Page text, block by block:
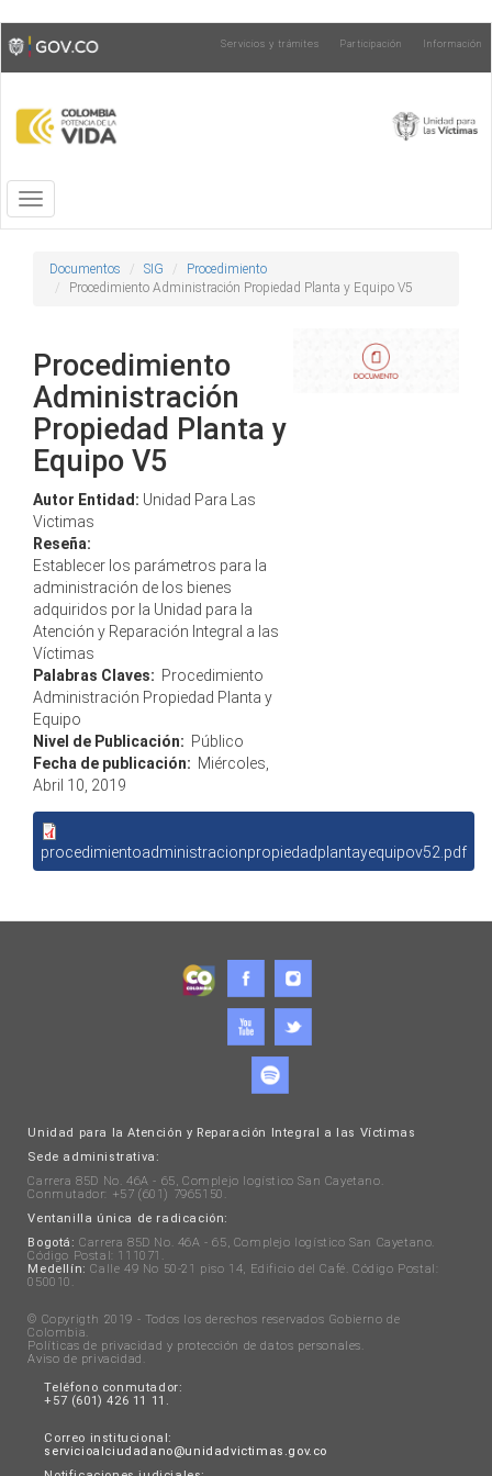
Pasar
al
contenido
Toggle
high
contrast
Servicios y trámites Participación Información
Toggle
navigation
Documentos SIG
Procedimiento
Procedimiento Administración Propiedad Planta y Equipo V5
Procedimiento
Administración
Propiedad Planta y
Equipo V5
Autor Entidad: Unidad Para Las
Victimas
Reseña:
Establecer los parámetros para la
administración de los bienes
adquiridos por la Unidad para la
Atención y Reparación Integral a las
Víctimas
Palabras Claves: Procedimiento
Administración Propiedad Planta y
Equipo
Nivel de Publicación: Público
Fecha de publicación: Miércoles,
Abril 10, 2019
procedimientoadministracionpropiedadplantayequipov52.pdf
Unidad para la Atención y Reparación Integral a las Víctimas
Sede administrativa:
Carrera 85D No. 46A - 65, Complejo logístico San Cayetano.
Conmutador: +57 (601) 7965150.
Ventanilla única de radicación:
Bogotá: Carrera 85D No. 46A - 65, Complejo logístico San Cayetano.
Código Postal: 111071.
Medellín: Calle 49 No 50-21 piso 14, Edificio del Café. Código Postal:
050010.
© Copyrigth 2019 - Todos los derechos reservados Gobierno de
Colombia.
Políticas de privacidad y protección de datos personales.
Aviso de privacidad .
Teléfono conmutador:
+57 (601) 426 11 11.
Correo institucional:
servicioalciudadano@unidadvictimas.gov.co